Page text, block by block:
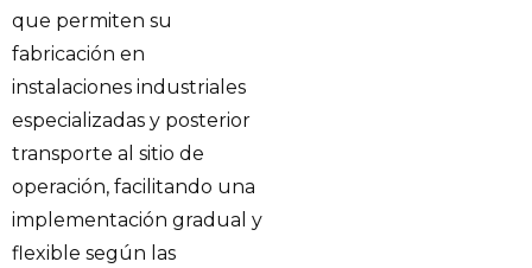
que permiten su
fabricación en
instalaciones industriales
especializadas y posterior
transporte al sitio de
operación, facilitando una
implementación gradual y
flexible según las